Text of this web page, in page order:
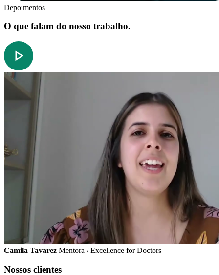
Depoimentos
O que falam do nosso trabalho.
Camila Tavarez Mentora / Excellence for Doctors
Nossos clientes